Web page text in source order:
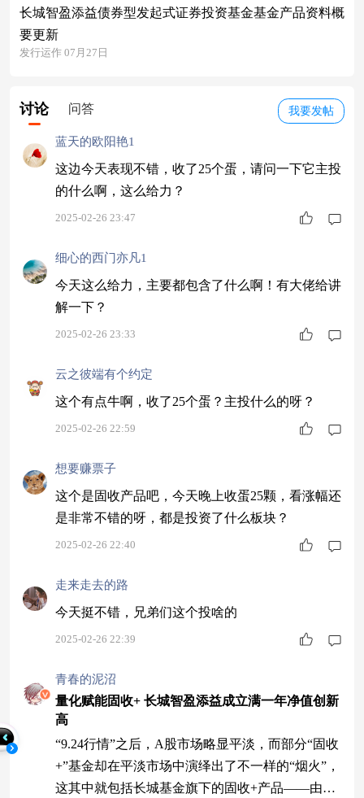
长城智盈添益债券型发起式证券投资基金基金产品资料概
要更新
发行运作 07月27日
我要发帖
讨论 问答
蓝天的欧阳艳1
这边今天表现不错，收了25个蛋，请问一下它主投
的什么啊，这么给力？
2025-02-26 23:47
细心的西门亦凡1
今天这么给力，主要都包含了什么啊！有大佬给讲
解一下？
2025-02-26 23:33
云之彼端有个约定
这个有点牛啊，收了25个蛋？主投什么的呀？
2025-02-26 22:59
想要赚票子
这个是固收产品吧，今天晚上收蛋25颗，看涨幅还
是非常不错的呀，都是投资了什么板块？
2025-02-26 22:40
走来走去的路
今天挺不错，兄弟们这个投啥的
2025-02-26 22:39
青春的泥沼
量化赋能固收+ 长城智盈添益成立满一年净值创新
高
“9.24行情”之后，A股市场略显平淡，而部分“固收
+”基金却在平淡市场中演绎出了不一样的“烟火”，
这其中就包括长城基金旗下的固收+产品——由量